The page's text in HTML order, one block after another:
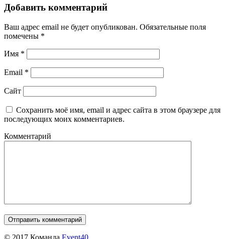
Добавить комментарий
Ваш адрес email не будет опубликован. Обязательные поля
помечены *
Имя *
Email *
Сайт
Сохранить моё имя, email и адрес сайта в этом браузере для
последующих моих комментариев.
Комментарий
© 2017 Команда Event40